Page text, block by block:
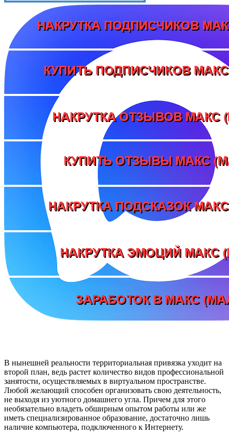
В нынешней реальности территориальная привязка уходит на
второй план, ведь растет количество видов профессиональной
занятости, осуществляемых в виртуальном пространстве.
Любой желающий способен организовать свою деятельность,
не выходя из уютного домашнего угла. Причем для этого
необязательно владеть обширным опытом работы или же
иметь специализированное образование, достаточно лишь
наличие компьютера, подключенного к Интернету.